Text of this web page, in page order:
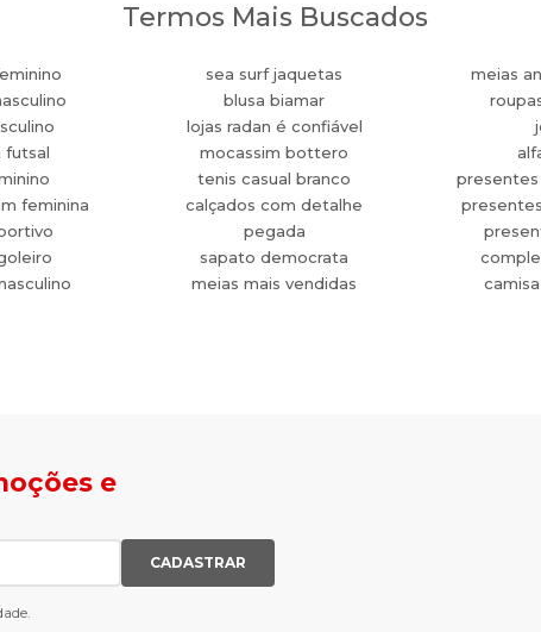
Termos Mais Buscados
futsal
feminina
sea surf jaquetas
blusa biamar
lojas radan é confiável
mocassim bottero
tenis casual branco
calçados com detalhe
pegada
sapato democrata
meias mais vendidas
meias
presentes
e
CADASTRAR